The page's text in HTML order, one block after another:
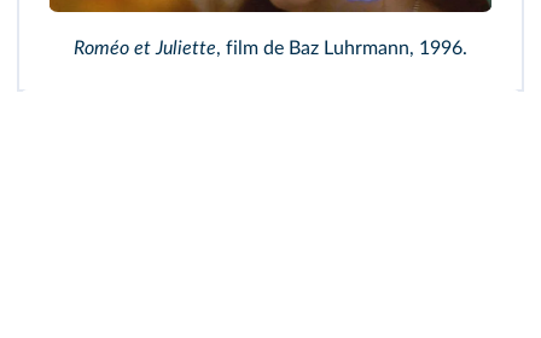
Roméo et Juliette, film de Baz Luhrmann, 1996.